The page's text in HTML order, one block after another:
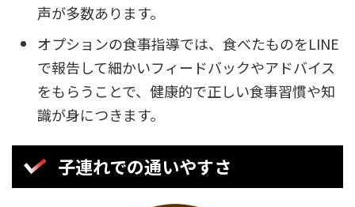
声が多数あります。
オプションの食事指導では、食べたものをLINE
で報告して細かいフィードバックやアドバイス
をもらうことで、健康的で正しい食事習慣や知
識が身につきます。
子連れでの通いやすさ